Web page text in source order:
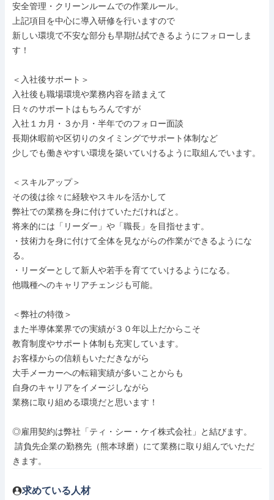
安全管理・クリーンルームでの作業ルール。
上記項目を中心に導入研修を行いますので
新しい環境で不安な部分も早期払拭できるようにフォローしま
す！
＜入社後サポート＞
入社後も職場環境や業務内容を踏まえて
日々のサポートはもちろんですが
入社１カ月・３か月・半年でのフォロー面談
長期休暇前や区切りのタイミングでサポート体制など
少しでも働きやすい環境を築いていけるように取組んでいます。
＜スキルアップ＞
その後は徐々に経験やスキルを活かして
弊社での業務を身に付けていただければと。
将来的には「リーダー」や「職長」を目指せます。
・技術力を身に付けて全体を見ながらの作業ができるようにな
る。
・リーダーとして新人や若手を育てていけるようになる。
他職種へのキャリアチェンジも可能。
＜弊社の特徴＞
また半導体業界での実績が３０年以上だからこそ
教育制度やサポート体制も充実しています。
お客様からの信頼もいただきながら
大手メーカーへの転籍実績が多いことからも
自身のキャリアをイメージしながら
業務に取り組める環境だと思います！
◎雇用契約は弊社「ティ・シー・ケイ株式会社」と結びます。
きます。
求めている人材